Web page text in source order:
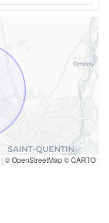
| © OpenStreetMap © CARTO